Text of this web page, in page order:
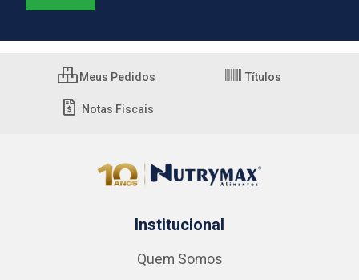
Meus Pedidos Títulos
Notas Fiscais
Institucional
Quem Somos